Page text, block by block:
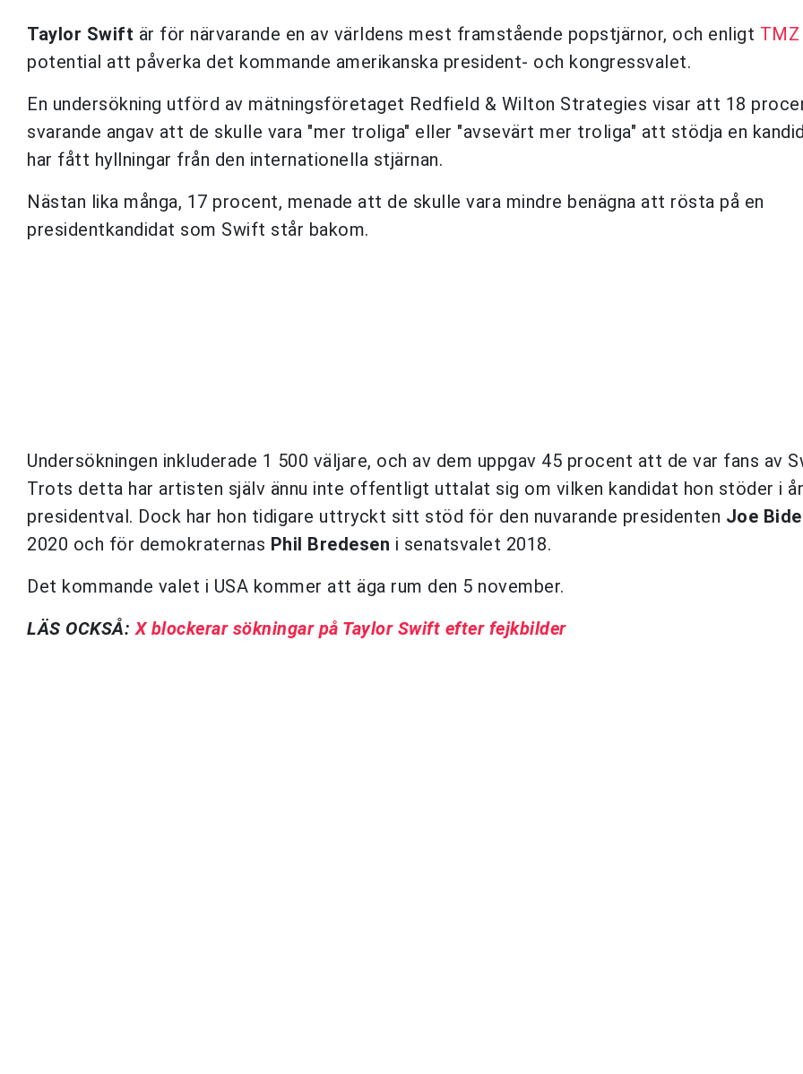
Taylor Swift är för närvarande en av världens mest framstående popstjärnor, och enligt TMZ
potential att påverka det kommande amerikanska president- och kongressvalet.
En undersökning utförd av mätningsföretaget Redfield & Wilton Strategies visar att 18
svarande angav att de skulle vara "mer troliga" eller "avsevärt mer troliga" att stödja en
har fått hyllningar från den internationella stjärnan.
Nästan lika många, 17 procent, menade att de skulle vara mindre benägna att rösta på en
presidentkandidat som Swift står bakom.
Undersökningen inkluderade 1 500 väljare, och av dem uppgav 45 procent att de var fans av
Trots detta har artisten själv ännu inte offentligt uttalat sig om vilken kandidat hon stöder i
presidentval. Dock har hon tidigare uttryckt sitt stöd för den nuvarande presidenten Joe
2020 och för demokraternas Phil Bredesen i senatsvalet 2018.
Det kommande valet i USA kommer att äga rum den 5 november.
LÄS OCKSÅ: X blockerar sökningar på Taylor Swift efter fejkbilder